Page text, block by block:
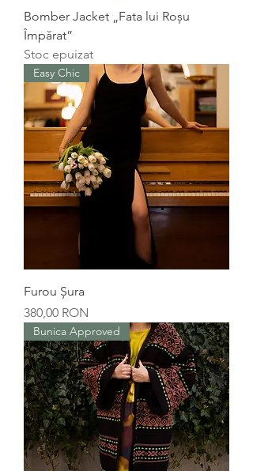
Bomber Jacket „Fata lui Roșu
Împărat”
Stoc epuizat
Easy Chic
Furou Șura
Preț
380,00 RON
Bunica Approved